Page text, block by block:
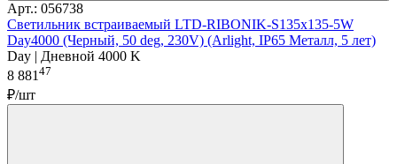
Арт.: 056738
Светильник встраиваемый LTD-RIBONIK-S135x135-5W
Day4000 (Черный, 50 deg, 230V) (Arlight, IP65 Металл, 5 лет)
Day | Дневной 4000 K
8 88147
₽/шт